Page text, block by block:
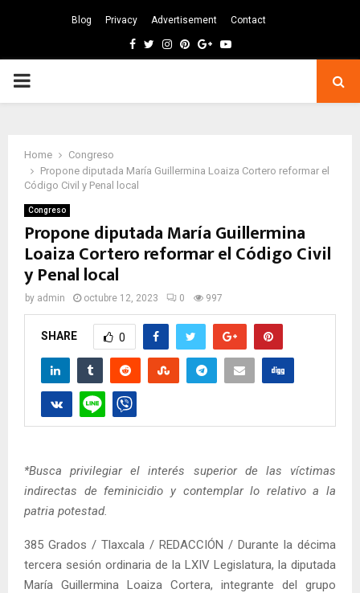
Blog Privacy Advertisement Contact
Facebook
TwitterInstagram
Pinterest
GoogleYoutube
PRIMARY
Home
Congreso
Propone diputada María Guillermina Loaiza Cortero reformar el
Código Civil y Penal local
Congreso
Propone diputada María Guillermina
Loaiza Cortero reformar el Código Civil
y Penal local
by admin octubre 12, 2023 0 997
SHARE 0
*Busca privilegiar el interés superior de las víctimas
indirectas de feminicidio y contemplar lo relativo a la
patria potestad.
385 Grados / Tlaxcala / REDACCIÓN / Durante la décima
tercera sesión ordinaria de la LXIV Legislatura, la diputada
María Guillermina Loaiza Cortera, integrante del grupo